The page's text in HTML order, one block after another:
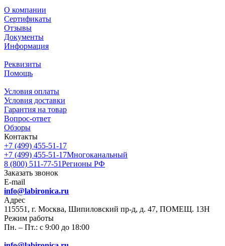
О компании
Сертификаты
Отзывы
Документы
Информация
Реквизиты
Помощь
Условия оплаты
Условия доставки
Гарантия на товар
Вопрос-ответ
Обзоры
Контакты
+7 (499) 455-51-17
+7 (499) 455-51-17Многоканальный
8 (800) 511-77-51Регионы РФ
Заказать звонок
E-mail
info@labironica.ru
Адрес
115551, г. Москва, Шипиловский пр-д, д. 47, ПОМЕЩ. 13Н
Режим работы
Пн. – Пт.: с 9:00 до 18:00